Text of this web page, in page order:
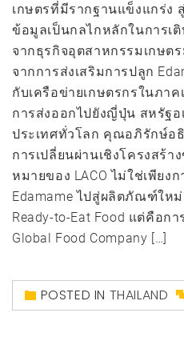
เกษตรที่มีรากฐานแข็งแกร่ง
ข้อมูลเป็นกลไกหลักในการเ
จากธุรกิจอุตสาหกรรมเกษต
จากการส่งเสริมการปลูก
กับเครือข่ายเกษตรกรในภา
การส่งออกไปยังญี่ปุ่น สหรัฐอ
ประเทศทั่วโลก คุณอภิรักษ์อ
การเปลี่ยนผ่านเชิงโครงสร้าง
หมายของ LACO ไม่ใช่เพียง
Edamame ไปสู่ผลิตภัณฑ์ใหม่
Ready-to-Eat Food แต่คือก
Global Food Company […]
POSTED IN THAILAND